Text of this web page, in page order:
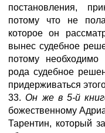
постановления,
потому что не
которое он
вынес судебное
потому необходимо
рода судебное
придерживаться
33.Он же в 5-й
божественному
Тарентин, который